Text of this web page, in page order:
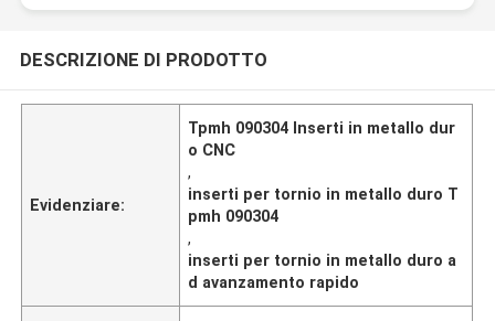
DESCRIZIONE DI PRODOTTO
Evidenziare:
Tpmh 090304 Inserti in metallo dur
o CNC
,
inserti per tornio in metallo duro T
pmh 090304
,
inserti per tornio in metallo duro a
d avanzamento rapido